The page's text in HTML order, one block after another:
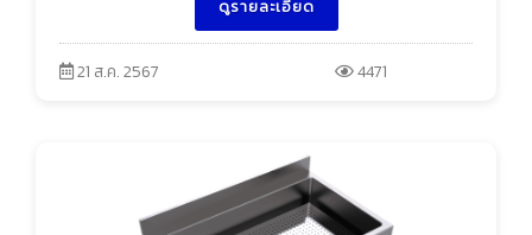
ดูรายละเอียด
21 ส.ค. 2567 4471